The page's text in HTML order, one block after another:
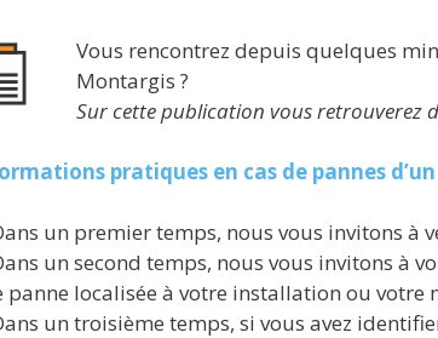
Vous rencontrez depuis quelques
Montargis ?
Sur cette publication vous retrouverez
pratiques en cas de pannes
un premier temps, nous vous invitons à
un second temps, nous vous invitons à
panne localisée à votre installation ou votre
un troisième temps, si vous avez